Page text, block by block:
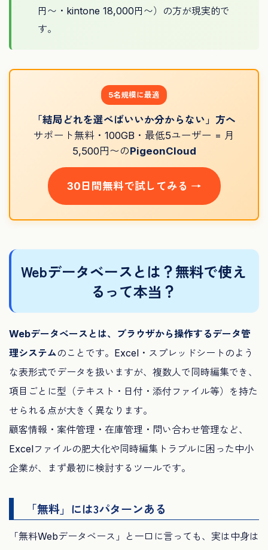
円〜・kintone 18,000円〜）の方が現実的で
す。
5名規模に最適
「結局どれを選べばいいか分からない」方へ
サポート無料・100GB・最低5ユーザー = 月
5,500円〜のPigeonCloud
30日間無料で試してみる →
Webデータベースとは？無料で使え
るって本当？
Webデータベースとは、ブラウザから操作するデータ管
理システムのことです。Excel・スプレッドシートのよう
な表形式でデータを扱いますが、複数人で同時編集でき、
項目ごとに型（テキスト・日付・添付ファイル等）を持た
せられる点が大きく異なります。
顧客情報・案件管理・在庫管理・問い合わせ管理など、
Excelファイルの肥大化や同時編集トラブルに困った中小
企業が、まず最初に検討するツールです。
「無料」には3パターンある
「無料Webデータベース」と一口に言っても、実は中身は